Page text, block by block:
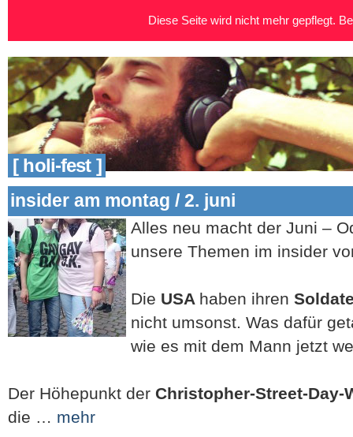
[ holi-fest ]
insider am montag / 2. juni
Alles neu macht der Juni –
unsere Themen im insider
Die USA haben ihren
nicht umsonst. Was dafür
wie es mit dem Mann jetzt
Der Höhepunkt der Christopher-Street-Day-
die … mehr
Diese Seite wird nicht mehr gepflegt.